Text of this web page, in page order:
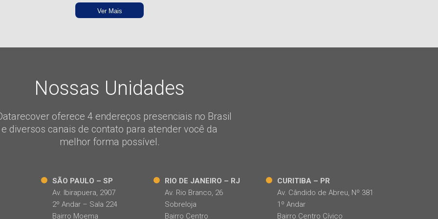
Ver Mais
Nossas Unidades
oferece 4 endereços presenciais no Brasil
e diversos canais de contato para atender você da
melhor forma possível.
SÃO PAULO – SP
Av. Ibirapuera, 2907
2º Andar – Sala 224
Bairro Moema
RIO DE JANEIRO – RJ
Av. Rio Branco, 26
Sobreloja
Bairro Centro
CURITIBA – PR
Av. Cândido de Abreu, Nº 381
1º Andar
Bairro Centro Cívico